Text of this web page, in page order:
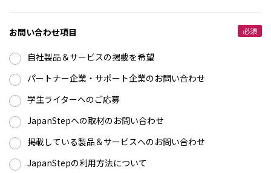
お問い合わせ項目 必須
自社製品＆サービスの掲載を希望
パートナー企業・サポート企業のお問い合わせ
学生ライターへのご応募
JapanStepへの取材のお問い合わせ
掲載している製品＆サービスへのお問い合わせ
JapanStepの利用方法について